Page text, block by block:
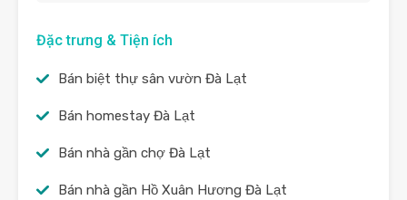
Đặc trưng & Tiện ích
Bán biệt thự sân vườn Đà Lạt
Bán homestay Đà Lạt
Bán nhà gần chợ Đà Lạt
Bán nhà gần Hồ Xuân Hương Đà Lạt